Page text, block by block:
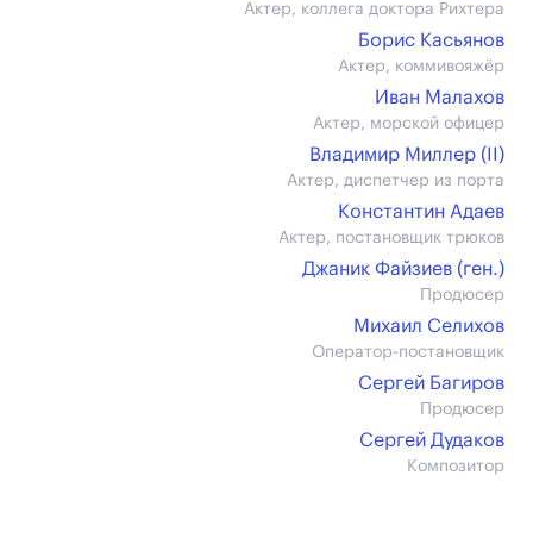
Актер, коллега доктора Рихтера
Борис Касьянов
Актер, коммивояжёр
Иван Малахов
Актер, морской офицер
Владимир Миллер (II)
Актер, диспетчер из порта
Константин Адаев
Актер, постановщик трюков
Джаник Файзиев (ген.)
Продюсер
Михаил Селихов
Оператор-постановщик
Сергей Багиров
Продюсер
Сергей Дудаков
Композитор